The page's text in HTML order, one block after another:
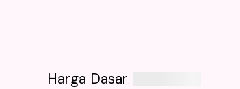
Harga Dasar: